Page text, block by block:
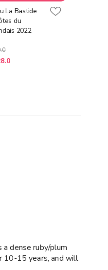
La Bastide
du
2022
dense ruby/plum
10-15 years, and will